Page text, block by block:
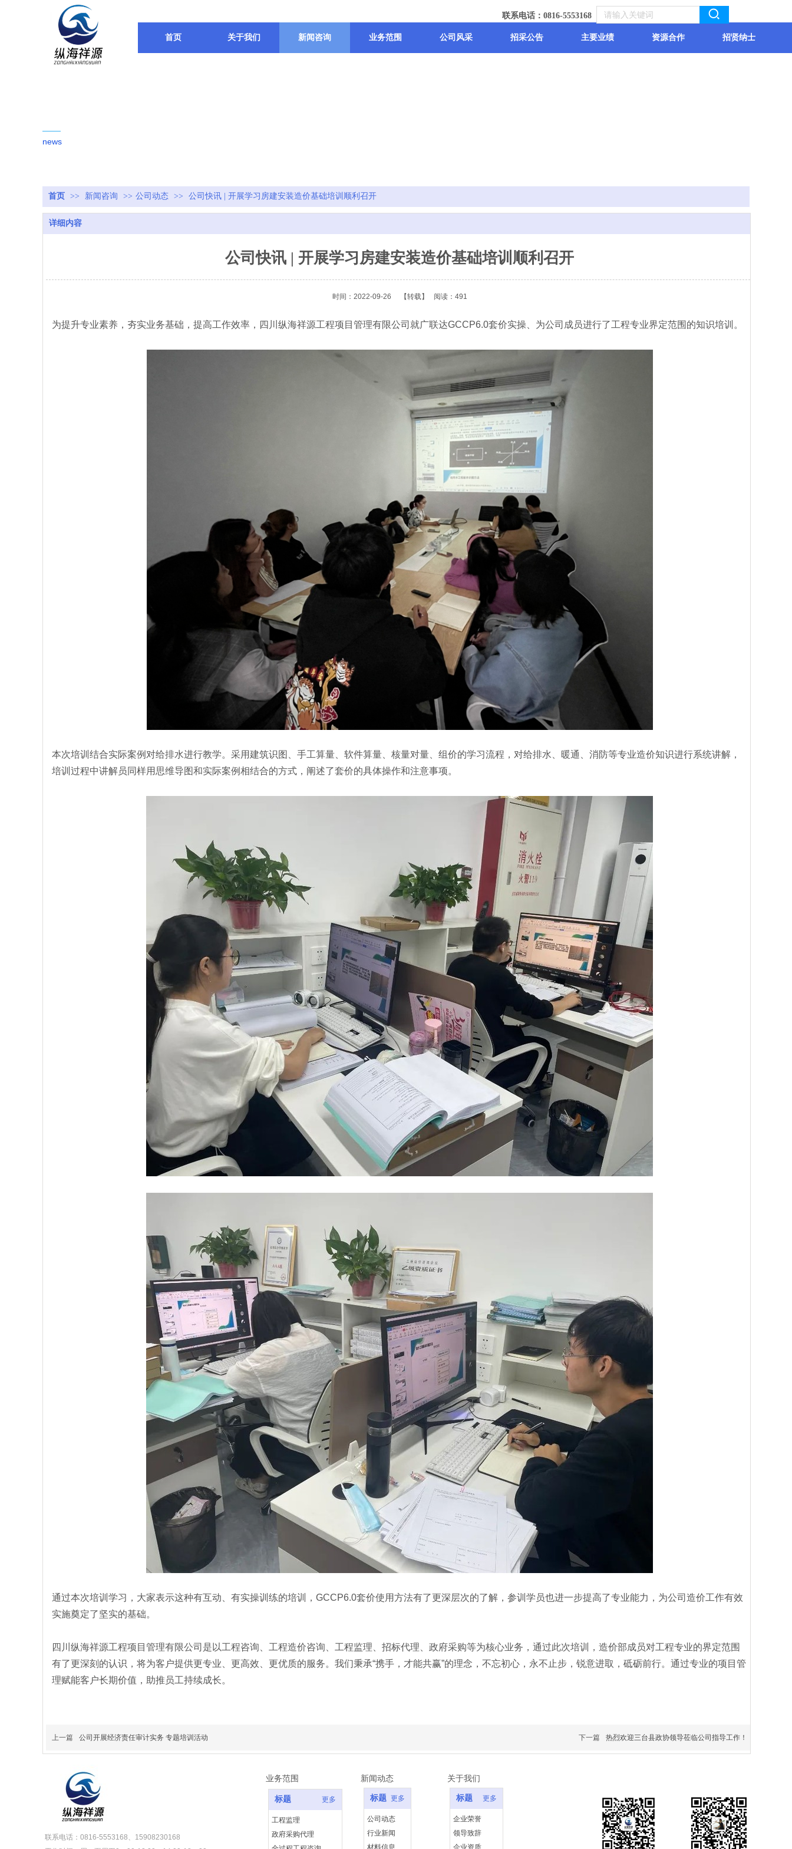
联系电话：0816-5553168
首页 关于我们 新闻咨询 业务范围 公司风采 招采公告 主要业绩 资源合作 招贤纳士
news
首页 >> 新闻咨询 >> 公司动态 >> 公司快讯 | 开展学习房建安装造价基础培训顺利召开
详细内容
公司快讯 | 开展学习房建安装造价基础培训顺利召开
时间：2022-09-26 【转载】 阅读：491
为提升专业素养，夯实业务基础，提高工作效率，四川纵海祥源工程项目管理有限公司就广联达GCCP6.0套价实操、为公司成员进行了工程专业界定范围的知识培训。
本次培训结合实际案例对给排水进行教学。采用建筑识图、手工算量、软件算量、核量对量、组价的学习流程，对给排水、暖通、消防等专业造价知识进行系统讲解，
培训过程中讲解员同样用思维导图和实际案例相结合的方式，阐述了套价的具体操作和注意事项。
通过本次培训学习，大家表示这种有互动、有实操训练的培训，GCCP6.0套价使用方法有了更深层次的了解，参训学员也进一步提高了专业能力，为公司造价工作有效
实施奠定了坚实的基础。
四川纵海祥源工程项目管理有限公司是以⼯程咨询、工程造价咨询、工程监理、招标代理、政府采购等为核⼼业务，通过此次培训，造价部成员对工程专业的界定范围
有了更深刻的认识，将为客户提供更专业、更高效、更优质的服务。我们秉承“携⼿，才能共赢”的理念，不忘初⼼，永不⽌步，锐意进取，砥砺前⾏。通过专业的项⽬管
理赋能客户长期价值，助推员⼯持续成⻓。
上一篇 公司开展经济责任审计实务 专题培训活动 下一篇 热烈欢迎三台县政协领导莅临公司指导工作！
标题 更多
工程监理
政府采购代理
标题 更多
公司动态
行业新闻
材料信息
标题 更多
企业荣誉
领导致辞
企业资质
联系电话：0816-5553168、15908230168
业务范围 新闻动态 关于我们